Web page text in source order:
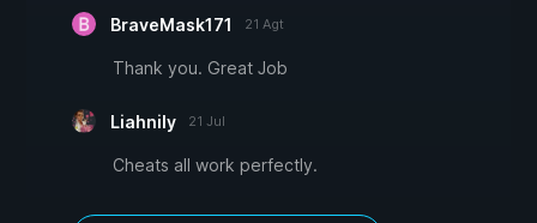
BraveMask171 21 Agt
Thank you. Great Job
Liahnily 21 Jul
Cheats all work perfectly.